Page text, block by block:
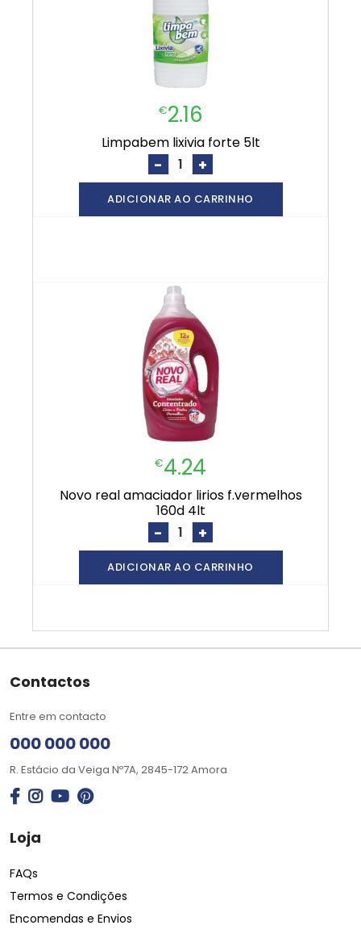
€2.16
limpabem lixivia forte 5lt
- +
ADICIONAR AO CARRINHO
€4.24
novo real amaciador lirios f.vermelhos
160d 4lt
- +
ADICIONAR AO CARRINHO
Contactos
Entre em contacto
000 000 000
R. Estácio da Veiga Nº7A, 2845-172 Amora
Loja
FAQs
Termos e Condições
Encomendas e Envios